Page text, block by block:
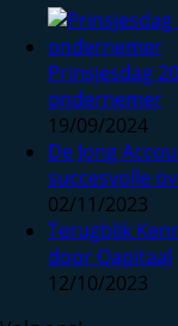
Prinsjesdag
ondernemer
19/09/2024
De Jong
succesvolle
02/11/2023
Terugblik
door Qapitaal
12/10/2023